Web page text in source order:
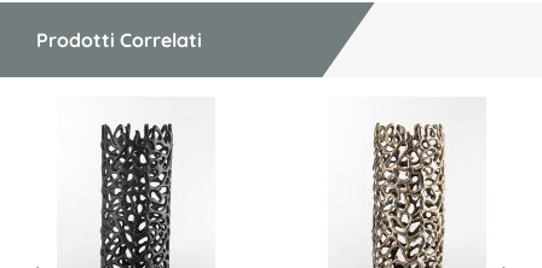
Prodotti Correlati